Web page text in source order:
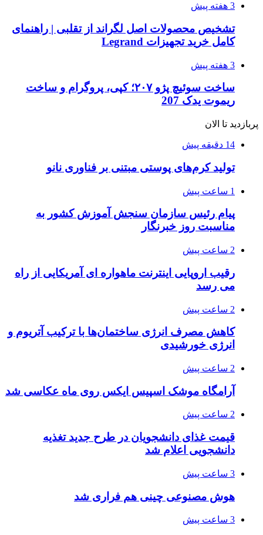
3 هفته پیش
تشخیص محصولات اصل لگراند از تقلبی | راهنمای
کامل خرید تجهیزات Legrand
3 هفته پیش
ساخت سوئیچ پژو ۲۰۷؛ کپی، پروگرام و ساخت
ریموت یدک 207
پربازدید تا الان
14 دقیقه پیش
تولید کرم‌های پوستی مبتنی بر فناوری نانو
1 ساعت پیش
پیام رئیس سازمان سنجش آموزش کشور به
مناسبت روز خبرنگار
2 ساعت پیش
رقیب اروپایی اینترنت ماهواره ای آمریکایی از راه
می رسد
2 ساعت پیش
کاهش مصرف انرژی ساختمان‌ها با ترکیب آتریوم و
انرژی خورشیدی
2 ساعت پیش
آرامگاه موشک اسپیس ایکس روی ماه عکاسی شد
2 ساعت پیش
قیمت غذای دانشجویان در طرح جدید تغذیه
دانشجویی اعلام شد
3 ساعت پیش
هوش مصنوعی چینی هم فراری شد
3 ساعت پیش